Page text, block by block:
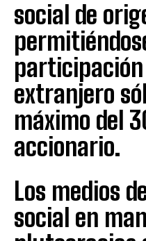
social de
participación
extranjero
máximo del
accionario.
Los medios
social en